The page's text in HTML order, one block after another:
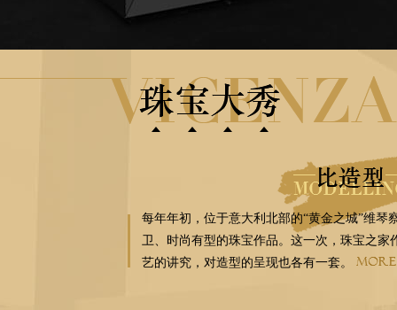
每年年初，位于意大利北部的“黄金之城”维
卫、时尚有型的珠宝作品。这一次，珠宝之
艺的讲究，对造型的呈现也各有一套。